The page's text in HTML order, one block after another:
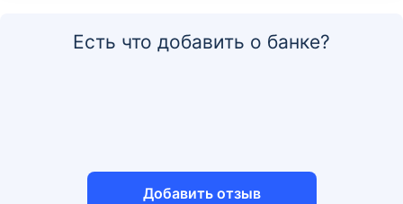
Есть что добавить о банке?
Добавить отзыв